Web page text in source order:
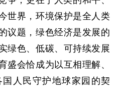
世界，环境保护是全人类
议题，绿色经济是发展的
绿色、低碳、可持续发展
盛会恰成为以互相理解、
人民守护地球家园的契